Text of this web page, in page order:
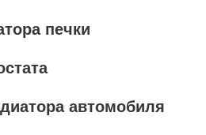
печки
автомобиля